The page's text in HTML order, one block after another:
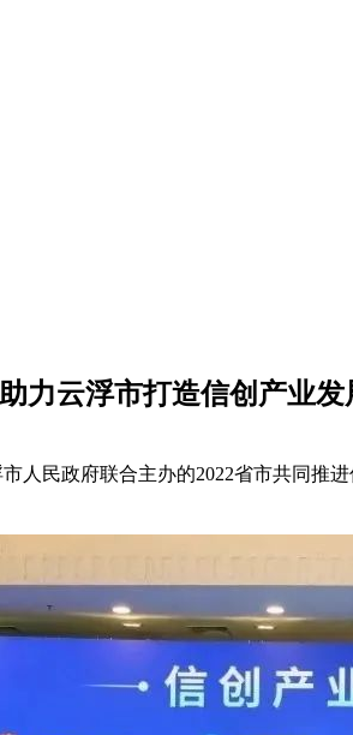
力云浮市打造信创产业发
人民政府联合主办的2022省市共同